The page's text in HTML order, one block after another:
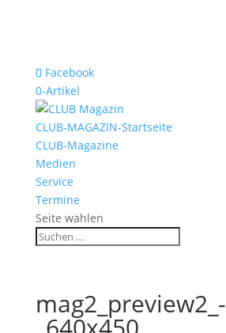
Facebook
0-Artikel
CLUB-MAGAZIN-Startseite
CLUB-Magazine
Medien
Service
Termine
Seite wählen
mag2_preview2_-